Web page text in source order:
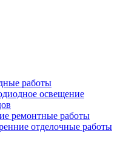
работы
освещение
ремонтные работы
отделочные работы